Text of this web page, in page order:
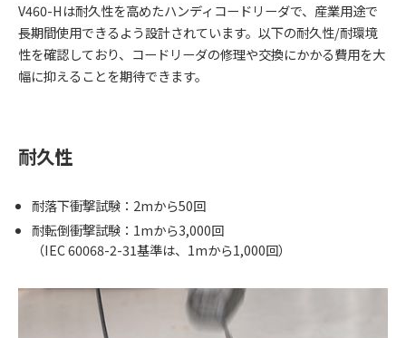
V460-Hは耐久性を高めたハンディコードリーダで、産業用途で
長期間使用できるよう設計されています。以下の耐久性/耐環境
性を確認しており、コードリーダの修理や交換にかかる費用を大
幅に抑えることを期待できます。
耐久性
耐落下衝撃試験：2mから50回
耐転倒衝撃試験：1mから3,000回
（IEC 60068-2-31基準は、1mから1,000回）